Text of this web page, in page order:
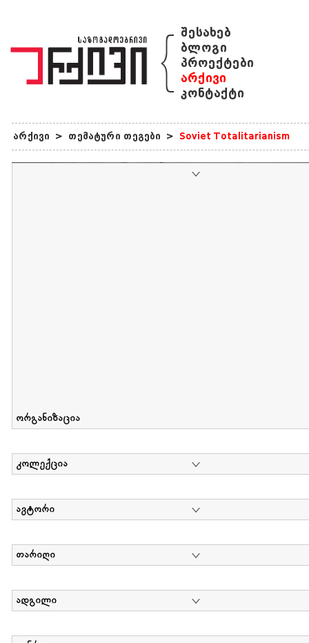
{ შესახებ
ბლოგი
პროექტები
არქივი
კონტაქტი
არქივი > თემატური თეგები > Soviet Totalitarianism
ორგანიზაცია
კოლექცია
ავტორი
თარიღი
ადგილი